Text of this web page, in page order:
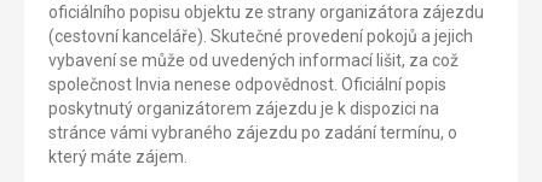
oficiálního popisu objektu ze strany organizátora zájezdu
(cestovní kanceláře). Skutečné provedení pokojů a jejich
vybavení se může od uvedených informací lišit, za což
společnost Invia nenese odpovědnost. Oficiální popis
poskytnutý organizátorem zájezdu je k dispozici na
stránce vámi vybraného zájezdu po zadání termínu, o
který máte zájem.